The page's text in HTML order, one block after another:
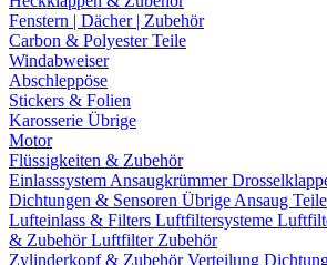
Fenstern | Dächer | Zubehör
Carbon & Polyester Teile
Windabweiser
Abschleppöse
Stickers & Folien
Karosserie Übrige
Motor
Flüssigkeiten & Zubehör
Einlasssystem Ansaugkrümmer
Dichtungen & Sensoren Übrige Ansaug Teile
Lufteinlass & Filters Luftfiltersysteme
& ZubehörLuftfilter Zubehör
Zylinderkopf & ZubehörVerteilung